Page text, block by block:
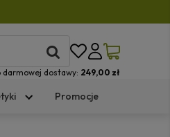
darmowej dostawy: 249,00 zł
Promocje